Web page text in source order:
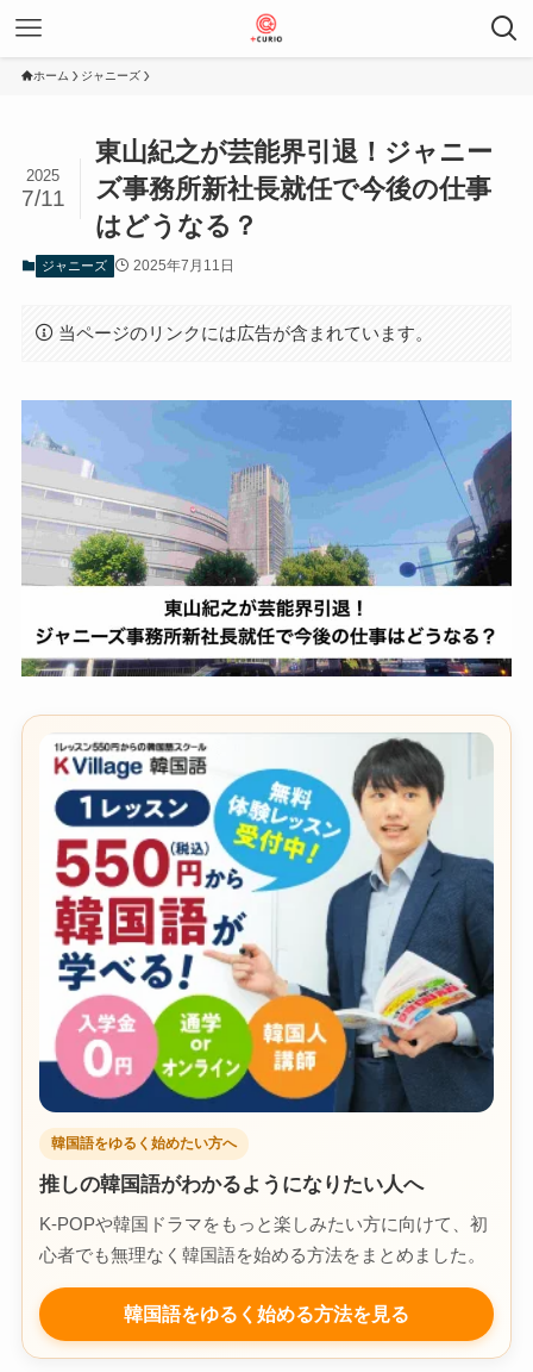
ホーム ジャニーズ
東山紀之が芸能界引退！ジャニー
ズ事務所新社長就任で今後の仕事
はどうなる？
2025
7/11
ジャニーズ 2025年7月11日
当ページのリンクには広告が含まれています。
韓国語をゆるく始めたい方へ
推しの韓国語がわかるようになりたい人へ
K-POPや韓国ドラマをもっと楽しみたい方に向けて、初
心者でも無理なく韓国語を始める方法をまとめました。
韓国語をゆるく始める方法を見る